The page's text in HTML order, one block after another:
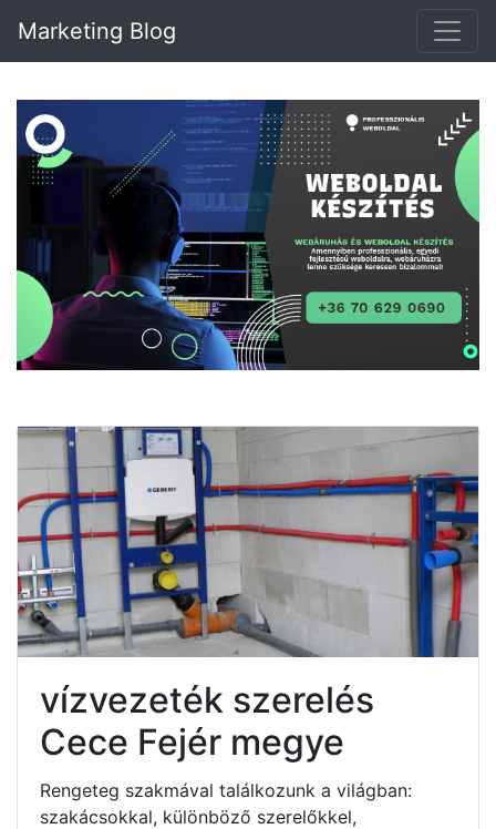
Marketing Blog
vízvezeték szerelés
Cece Fejér megye
Rengeteg szakmával találkozunk a világban:
szakácsokkal, különböző szerelőkkel,